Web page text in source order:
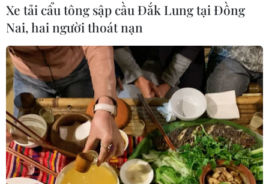
Xe tải cẩu tông sập cầu Đắk Lung tại Đồng
Nai, hai người thoát nạn